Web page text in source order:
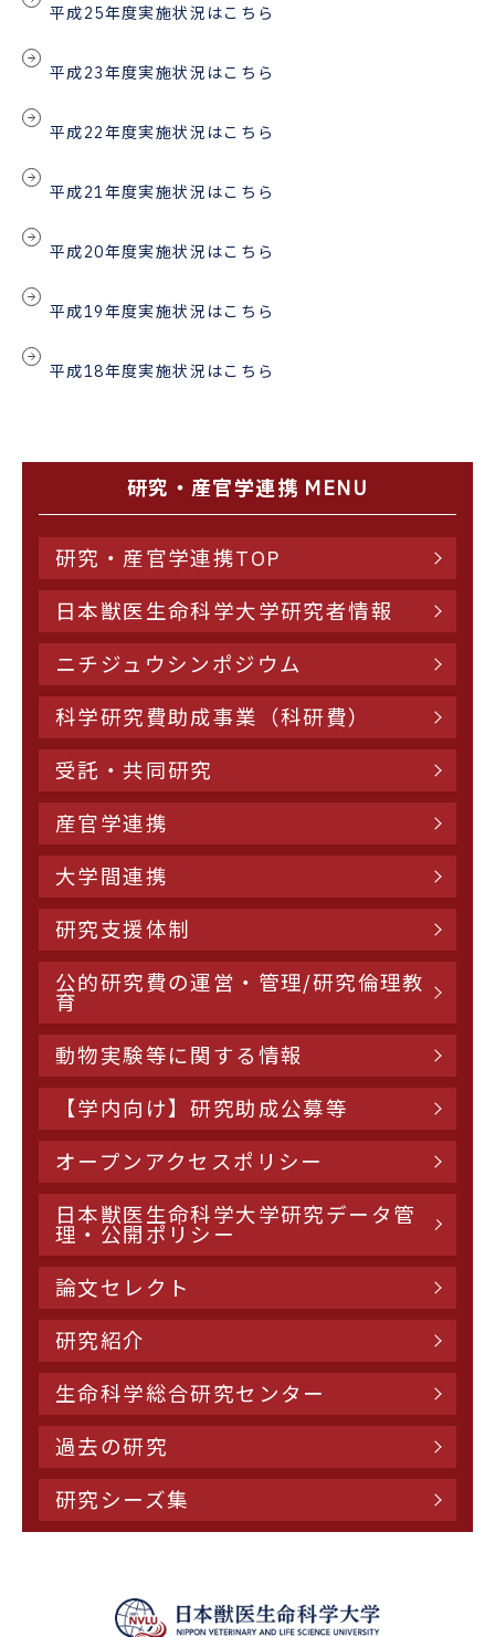
平成25年度実施状況はこちら
平成23年度実施状況はこちら
平成22年度実施状況はこちら
平成21年度実施状況はこちら
平成20年度実施状況はこちら
平成19年度実施状況はこちら
平成18年度実施状況はこちら
研究・産官学連携 MENU
研究・産官学連携TOP
日本獣医生命科学大学研究者情報
ニチジュウシンポジウム
科学研究費助成事業（科研費）
受託・共同研究
産官学連携
大学間連携
研究支援体制
公的研究費の運営・管理/研究倫理教
育
動物実験等に関する情報
【学内向け】研究助成公募等
オープンアクセスポリシー
日本獣医生命科学大学研究データ管
理・公開ポリシー
論文セレクト
研究紹介
生命科学総合研究センター
過去の研究
研究シーズ集